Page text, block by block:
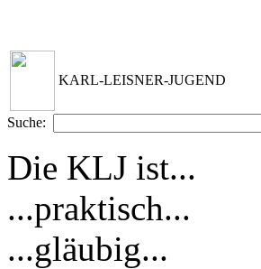
KARL-LEISNER-JUGEND
Suche:
Die KLJ ist...
...praktisch...
...gläubig...